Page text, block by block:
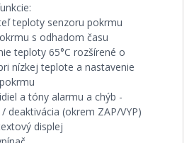
teploty senzoru pokrmu
s odhadom času
teploty 65°C rozšírené o
nízkej teplote a nastavenie
a tóny alarmu a chýb -
deaktivácia (okrem ZAP/VYP)
displej